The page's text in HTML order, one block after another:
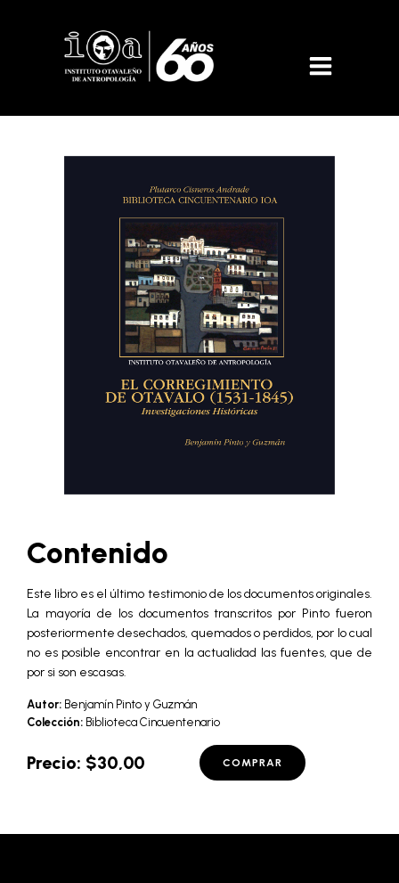
Contenido
Este libro es el último testimonio de los documentos originales.
La mayoría de los documentos transcritos por Pinto fueron
posteriormente desechados, quemados o perdidos, por lo cual
no es posible encontrar en la actualidad las fuentes, que de
por si son escasas.
Autor: Benjamín Pinto y Guzmán
Colección: Biblioteca Cincuentenario
Precio: $30,00 COMPRAR